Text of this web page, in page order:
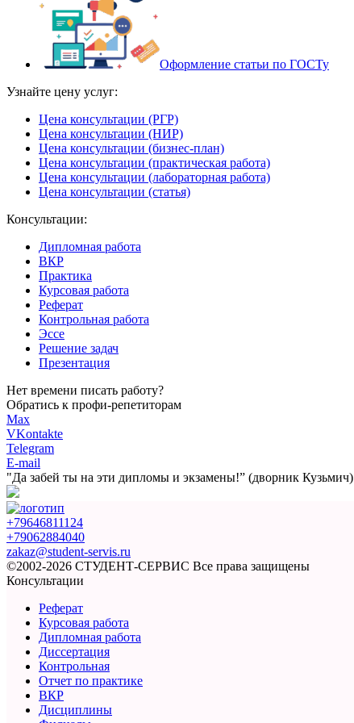
Оформление статьи по ГОСТу
Узнайте цену услуг:
Цена консультации (РГР)
Цена консультации (НИР)
Цена консультации (бизнес-план)
Цена консультации (практическая работа)
Цена консультации (лабораторная работа)
Цена консультации (статья)
Консультации:
Дипломная работа
ВКР
Практика
Курсовая работа
Реферат
Контрольная работа
Эссе
Решение задач
Презентация
Нет времени писать работу?
Обратись к профи-репетиторам
Max
VKontakte
Telegram
E-mail
"Да забей ты на эти дипломы и экзамены!” (дворник Кузьмич)
+79646811124
+79062884040
zakaz@student-servis.ru
©2002-2026 СТУДЕНТ-СЕРВИС Все права защищены
Консультации
Реферат
Курсовая работа
Дипломная работа
Диссертация
Контрольная
Отчет по практике
ВКР
Дисциплины